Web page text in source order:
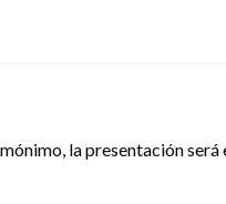
la presentación será